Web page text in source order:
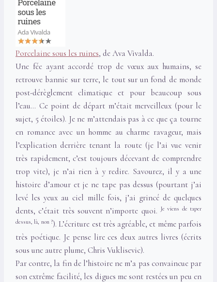
Porcelaine sous les ruines, de Ava Vivalda.
Une fée ayant accordé trop de vœux aux humains, se
retrouve bannie sur terre, le tout sur un fond de monde
post-dérèglement climatique et pour beaucoup sous
l’eau… Ce point de départ m’était merveilleux (pour le
sujet, 5 étoiles). Je ne m’attendais pas à ce que ça tourne
en romance avec un homme au charme ravageur, mais
l’explication derrière tenant la route (je l’ai vue venir
très rapidement, c’est toujours décevant de comprendre
trop vite), je n’ai rien à y redire. Savourez, il y a une
histoire d’amour et je ne tape pas dessus (pourtant j’ai
levé les yeux au ciel mille fois, j’ai grincé de quelques
dents, c’était très souvent n’importe quoi. Je viens de taper
dessus, là, non ?). L’écriture est très agréable, et même parfois
très poétique. Je pense lire ces deux autres livres (écrits
sous une autre plume, Chris Vuklisevic).
Par contre, la fin de l’histoire ne m’a pas convaincue par
son extrême facilité, les digues me sont restées un peu en